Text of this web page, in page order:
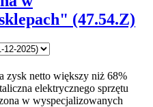
(47.54.Z)
zysk netto większy niż 68%
elektrycznego sprzętu
w wyspecjalizowanych